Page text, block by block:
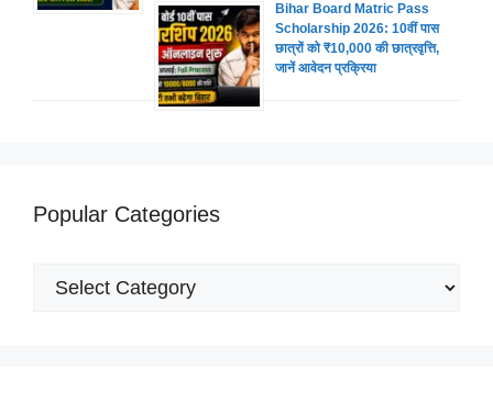
Bihar Board Matric Pass
Scholarship 2026: 10वीं पास
छात्रों को ₹10,000 की छात्रवृत्ति,
जानें आवेदन प्रक्रिया
Popular Categories
Popular